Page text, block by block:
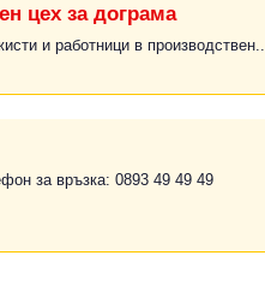
цех за дограма
и работници в
за връзка: 0893 49 49 49